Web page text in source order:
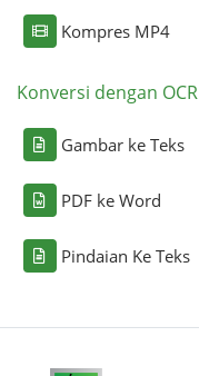
Kompres MP4
Konversi dengan OCR
Gambar ke Teks
PDF ke Word
Pindaian Ke Teks